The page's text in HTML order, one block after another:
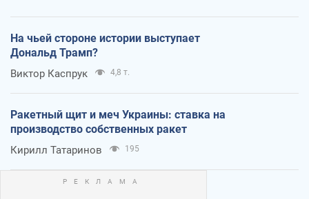
На чьей стороне истории выступает
Дональд Трамп?
Виктор Каспрук 4,8 т.
Ракетный щит и меч Украины: ставка на
производство собственных ракет
Кирилл Татаринов 195